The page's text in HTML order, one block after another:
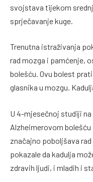
svojstava tijekom
sprječavanje kuge.
Trenutna istraživanja
rad mozga i pamćenje,
bolešću. Ovu bolest
glasnika u mozgu.
U 4-mjesečnoj studiji
Alzheimerovom
značajno poboljšava
pokazale da kadulja
zdravih ljudi, i mladih i